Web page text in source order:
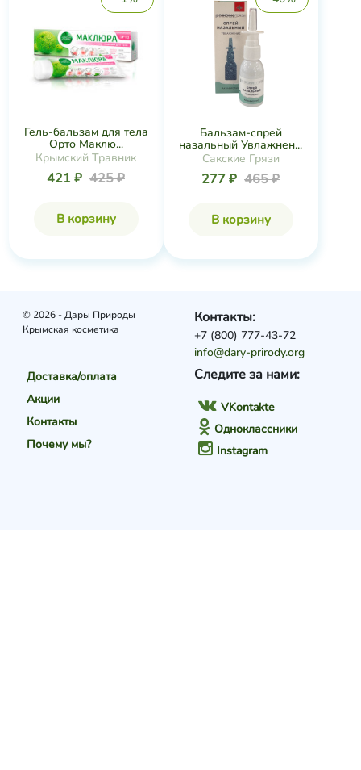
Гель-бальзам для тела
Орто Маклю...
Крымский Травник
421 ₽ 425 ₽
В корзину
Бальзам-спрей
назальный Увлажнен...
Сакские Грязи
277 ₽ 465 ₽
В корзину
© 2026 - Дары Природы
Крымская косметика
Доставка/оплата
Акции
Контакты
Почему мы?
Следите за нами:
VKontakte
Одноклассники
Instagram
Контакты:
+7 (800) 777-43-72
info@dary-prirody.org